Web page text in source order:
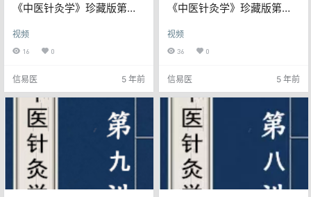
《中医针灸学》珍藏版第十
视频
16 0
信易医 5 年前
《中医针灸学》珍藏版第十
视频
36 0
信易医 5 年前